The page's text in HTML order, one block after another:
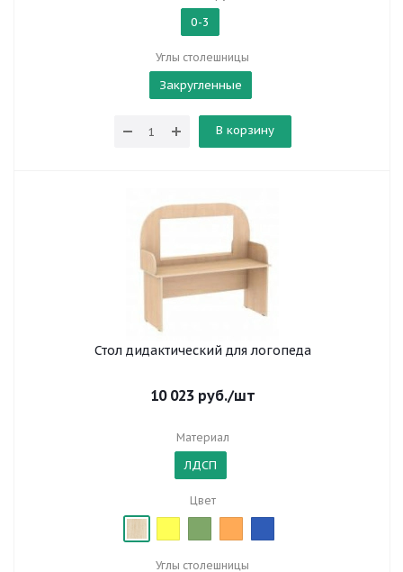
0-3
Углы столешницы
Закругленные
В корзину
Стол дидактический для логопеда
10 023руб./шт
Материал
ЛДСП
Цвет
Углы столешницы